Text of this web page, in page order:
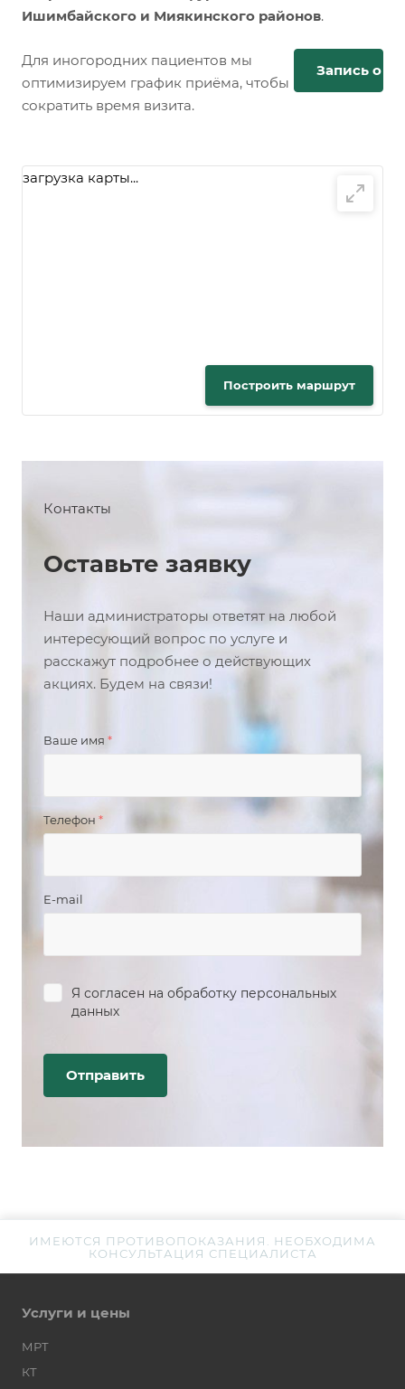
Ишимбайского и Миякинского районов.
Для иногородних пациентов мы
оптимизируем график приёма, чтобы
сократить время визита.
Запись
загрузка карты...
Построить маршрут
Контакты
Оставьте заявку
Наши администраторы ответят на любой
интересующий вопрос по услуге и
расскажут подробнее о действующих
акциях. Будем на связи!
Ваше имя *
Телефон *
E-mail
Я согласен на обработку персональных
данных
ИМЕЮТСЯ ПРОТИВОПОКАЗАНИЯ. НЕОБХОДИМА
КОНСУЛЬТАЦИЯ СПЕЦИАЛИСТА
Услуги и цены
МРТ
КТ